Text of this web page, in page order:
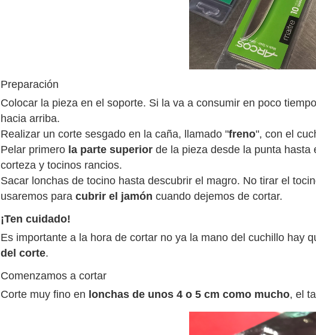
Preparación
Colocar la pieza en el soporte. Si la va a consumir en poco
hacia arriba.
Realizar un corte sesgado en la caña, llamado "freno", con el
Pelar primero la parte superior de la pieza desde la punta
corteza y tocinos rancios.
Sacar lonchas de tocino hasta descubrir el magro. No tirar el
usaremos para cubrir el jamón cuando dejemos de cortar.
¡Ten cuidado!
Es importante a la hora de cortar no ya la mano del cuchillo hay
del corte.
Comenzamos a cortar
Corte muy fino en lonchas de unos 4 o 5 cm como mucho, el